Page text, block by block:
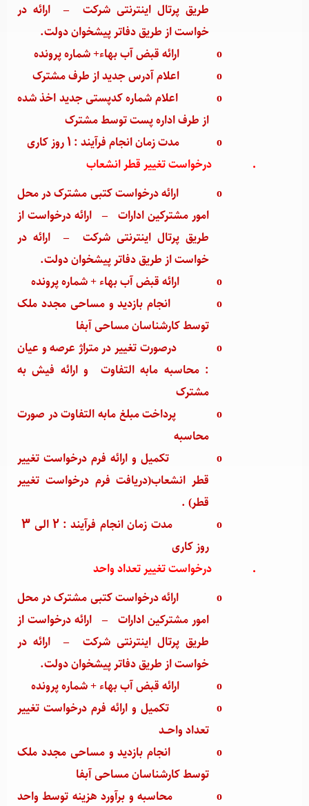
طریق پرتال اینترنتی شرکت
–
ارائه در
خواست از طریق دفاتر پیشخوان دولت.
o
ارائه قبض آب بهاء+ شماره پرونده
o
اعلام آدرس جدید از طرف مشترک
o
اعلام شماره کدپستی جدید اخذ شده
از طرف اداره پست توسط مشترک
o
مدت زمان انجام فرآیند : 1 روز کاری
·
درخواست تغییر قطر انشعاب
o
ارائه درخواست کتبی مشترک در محل
امور مشترکین ادارات
–
ارائه درخواست از
طریق پرتال اینترنتی شرکت
–
ارائه در
خواست از طریق دفاتر پیشخوان دولت.
o
ارائه قبض آب بهاء + شماره پرونده
o
انجام بازدید و مساحی مجدد ملک
توسط کارشناسان مساحی آبفا
o
درصورت تغییر در متراژ عرصه و عیان
: محاسبه مابه التفاوت و ارائه فیش به
مشترک
o
پرداخت مبلغ مابه التفاوت در صورت
محاسبه
o
تکمیل و ارائه فرم درخواست تغییر
قطر انشعاب(دریافت فرم درخواست تغییر
قطر) .
o
مدت زمان انجام فرآیند : 2 الی 3
روز کاری
·
درخواست تغییر تعداد واحد
o
ارائه درخواست کتبی مشترک در محل
امور مشترکین ادارات
–
ارائه درخواست از
طریق پرتال اینترنتی شرکت
–
ارائه در
خواست از طریق دفاتر پیشخوان دولت.
o
ارائه قبض آب بهاء + شماره پرونده
o
تکمیل و ارائه فرم درخواست تغییر
تعداد واحــد
o
انجام بازدید و مساحی مجدد ملک
توسط کارشناسان مساحی آبفا
o
محاسبه و برآورد هزینه توسط واحد